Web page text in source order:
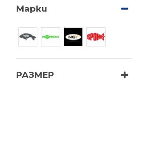
Марки
РАЗМЕР